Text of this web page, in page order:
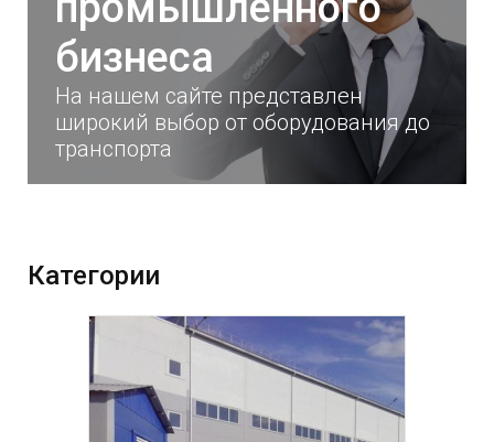
Обратный вызов
бизнеса
На нашем сайте представлен
широкий выбор от оборудования до
транспорта
Категории